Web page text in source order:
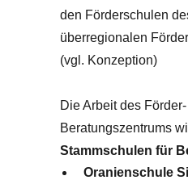
den Förderschulen
überregionalen
(vgl. Konzeption)
Die Arbeit des Förder-
Beratungszentrums
Stammschulen für
Oranienschule